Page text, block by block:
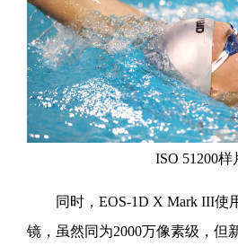
ISO 51200样
同时，EOS-1D X Mark III使
镜，虽然同为2000万像素级，但